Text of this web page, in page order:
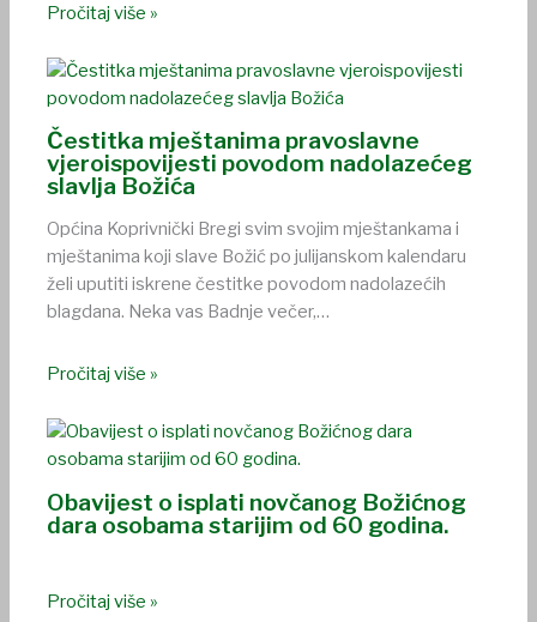
Pročitaj više »
Čestitka mještanima pravoslavne
vjeroispovijesti povodom nadolazećeg
slavlja Božića
Općina Koprivnički Bregi svim svojim mještankama i
mještanima koji slave Božić po julijanskom kalendaru
želi uputiti iskrene čestitke povodom nadolazećih
blagdana. Neka vas Badnje večer,…
Pročitaj više »
Obavijest o isplati novčanog Božićnog
dara osobama starijim od 60 godina.
Pročitaj više »